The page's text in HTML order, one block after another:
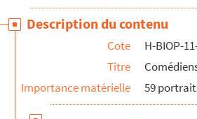
Description du contenu
Cote
H-BIOP-
Titre
Importance matérielle
59